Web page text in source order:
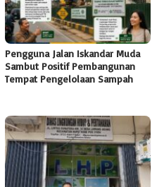
Pengguna Jalan Iskandar Muda
Sambut Positif Pembangunan
Tempat Pengelolaan Sampah